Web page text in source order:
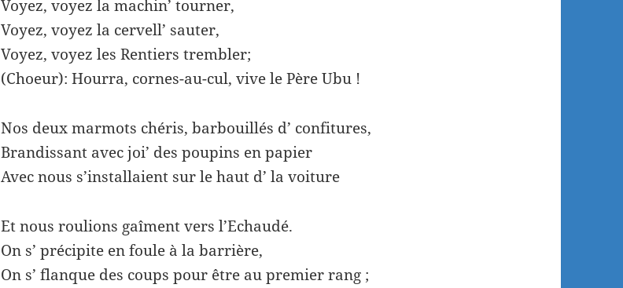
Voyez, voyez la machin’ tourner,
Voyez, voyez la cervell’ sauter,
Voyez, voyez les Rentiers trembler;
(Choeur): Hourra, cornes-au-cul, vive le Père Ubu !
Nos deux marmots chéris, barbouillés d’ confitures,
Brandissant avec joi’ des poupins en papier
Avec nous s’installaient sur le haut d’ la voiture
Et nous roulions gaîment vers l’Echaudé.
On s’ précipite en foule à la barrière,
On s’ flanque des coups pour être au premier rang ;